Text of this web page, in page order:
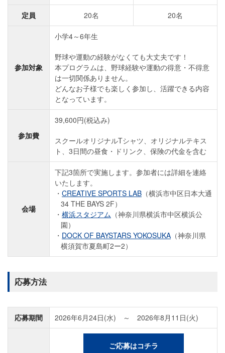
定員 20名 20名
参加対象
小学4～6年生
野球や運動の経験がなくても大丈夫です！
本プログラムは、野球経験や運動の得意・不得意
は一切関係ありません。
どんなお子様でも楽しく参加し、活躍できる内容
となっています。
参加費
39,600円(税込み)
スクールオリジナルTシャツ、オリジナルテキス
ト、3日間の昼食・ドリンク、保険の代金を含む
会場
下記3箇所で実施します。参加者には詳細を連絡
いたします。
CREATIVE SPORTS LAB （横浜市中区日本大通
34 THE BAYS 2F）
横浜スタジアム （神奈川県横浜市中区横浜公
園）
DOCK OF BAYSTARS YOKOSUKA （神奈川県
横須賀市夏島町2ー2）
応募方法
応募期間 2026年6月24日(水) ～ 2026年8月11日(火)
ご応募はコチラ